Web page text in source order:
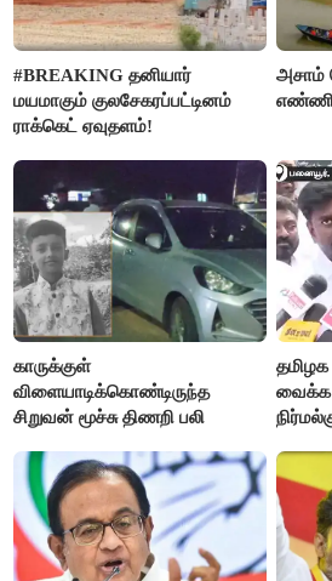
#BREAKING தனியார்
மயமாகும் குலசேகரப்பட்டினம்
ராக்கெட் ஏவுதளம்!
அசாம்
காருக்குள்
விளையாடிக்கொண்டிருந்த
சிறுவன் மூச்சு திணறி பலி
வைக்க